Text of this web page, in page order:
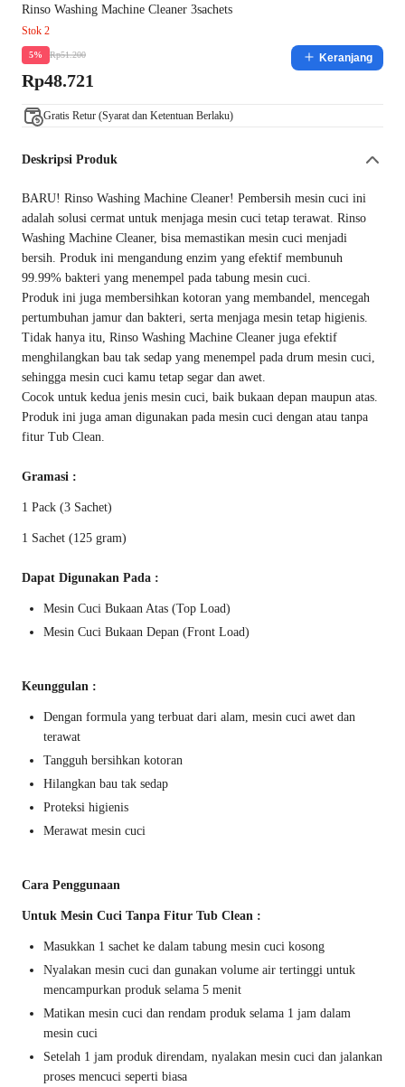
Rinso Washing Machine Cleaner 3sachets
Stok 2
5% Rp51.200
Rp48.721
Keranjang
Gratis Retur (Syarat dan Ketentuan Berlaku)
Deskripsi Produk
BARU! Rinso Washing Machine Cleaner! Pembersih mesin cuci ini
adalah solusi cermat untuk menjaga mesin cuci tetap terawat. Rinso
Washing Machine Cleaner, bisa memastikan mesin cuci menjadi
bersih. Produk ini mengandung enzim yang efektif membunuh
99.99% bakteri yang menempel pada tabung mesin cuci.
Produk ini juga membersihkan kotoran yang membandel, mencegah
pertumbuhan jamur dan bakteri, serta menjaga mesin tetap higienis.
Tidak hanya itu, Rinso Washing Machine Cleaner juga efektif
menghilangkan bau tak sedap yang menempel pada drum mesin cuci,
sehingga mesin cuci kamu tetap segar dan awet.
Cocok untuk kedua jenis mesin cuci, baik bukaan depan maupun atas.
Produk ini juga aman digunakan pada mesin cuci dengan atau tanpa
fitur Tub Clean.
Gramasi :
1 Pack (3 Sachet)
1 Sachet (125 gram)
Dapat Digunakan Pada :
Mesin Cuci Bukaan Atas (Top Load)
Mesin Cuci Bukaan Depan (Front Load)
Keunggulan :
Dengan formula yang terbuat dari alam, mesin cuci awet dan
terawat
Tangguh bersihkan kotoran
Hilangkan bau tak sedap
Proteksi higienis
Merawat mesin cuci
Cara Penggunaan
Untuk Mesin Cuci Tanpa Fitur Tub Clean :
Masukkan 1 sachet ke dalam tabung mesin cuci kosong
Nyalakan mesin cuci dan gunakan volume air tertinggi untuk
mencampurkan produk selama 5 menit
Matikan mesin cuci dan rendam produk selama 1 jam dalam
mesin cuci
Setelah 1 jam produk direndam, nyalakan mesin cuci dan jalankan
proses mencuci seperti biasa